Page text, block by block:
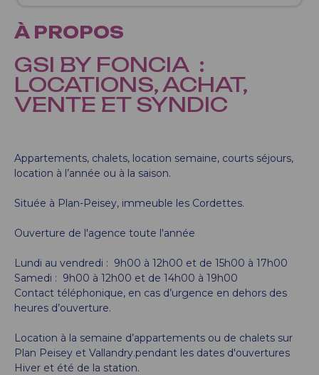
À PROPOS
GSI BY FONCIA :
LOCATIONS, ACHAT,
VENTE ET SYNDIC
Appartements, chalets, location semaine, courts séjours,
location à l’année ou à la saison.
Située à Plan-Peisey, immeuble les Cordettes.
Ouverture de l'agence toute l'année
Lundi au vendredi : 9h00 à 12h00 et de 15h00 à 17h00
Samedi : 9h00 à 12h00 et de 14h00 à 19h00
Contact téléphonique, en cas d’urgence en dehors des
heures d’ouverture.
Location à la semaine d’appartements ou de chalets sur
Plan Peisey et Vallandry.pendant les dates d'ouvertures
Hiver et été de la station.